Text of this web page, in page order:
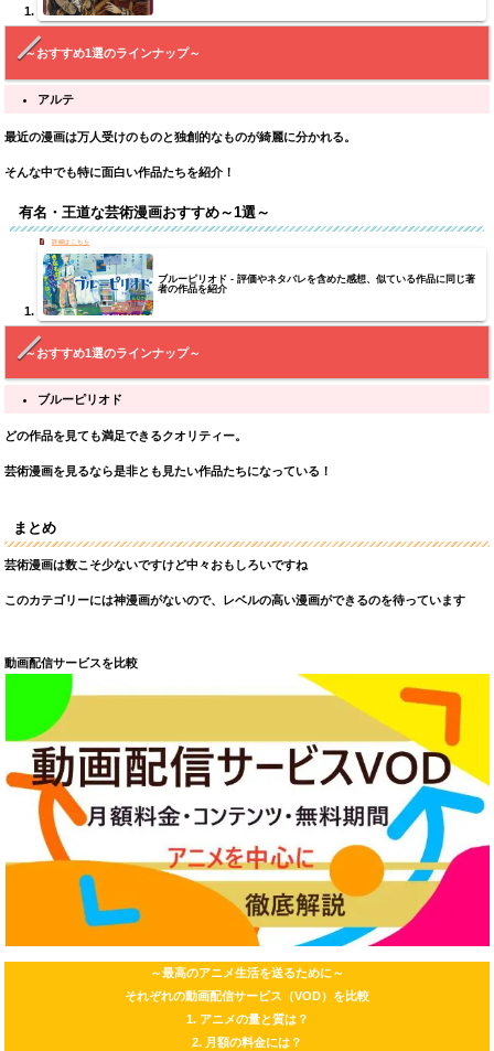
～おすすめ1選のラインナップ～
アルテ
最近の漫画は万人受けのものと独創的なものが綺麗に分かれる。
そんな中でも特に面白い作品たちを紹介！
有名・王道な芸術漫画おすすめ～1選～
ブルーピリオド - 評価やネタバレを含めた感想、似ている作品に同じ著
者の作品を紹介
～おすすめ1選のラインナップ～
ブルーピリオド
どの作品を見ても満足できるクオリティー。
芸術漫画を見るなら是非とも見たい作品たちになっている！
まとめ
芸術漫画は数こそ少ないですけど中々おもしろいですね
このカテゴリーには神漫画がないので、レベルの高い漫画ができるのを待っています
動画配信サービスを比較
～最高のアニメ生活を送るために～
それぞれの動画配信サービス（VOD）を比較
1. アニメの量と質は？
2. 月額の料金には？